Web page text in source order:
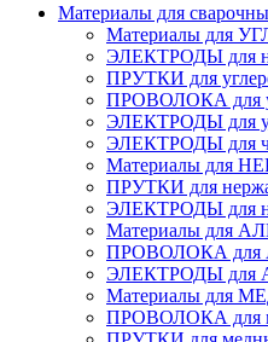
Материалы для
Материалы для
ЭЛЕКТРОДЫ для
ПРУТКИ для
ПРОВОЛОКА для
ЭЛЕКТРОДЫ для
ЭЛЕКТРОДЫ для
Материалы для
ПРУТКИ для
ЭЛЕКТРОДЫ для
Материалы для
ПРОВОЛОКА для
ЭЛЕКТРОДЫ для
Материалы для
ПРОВОЛОКА для